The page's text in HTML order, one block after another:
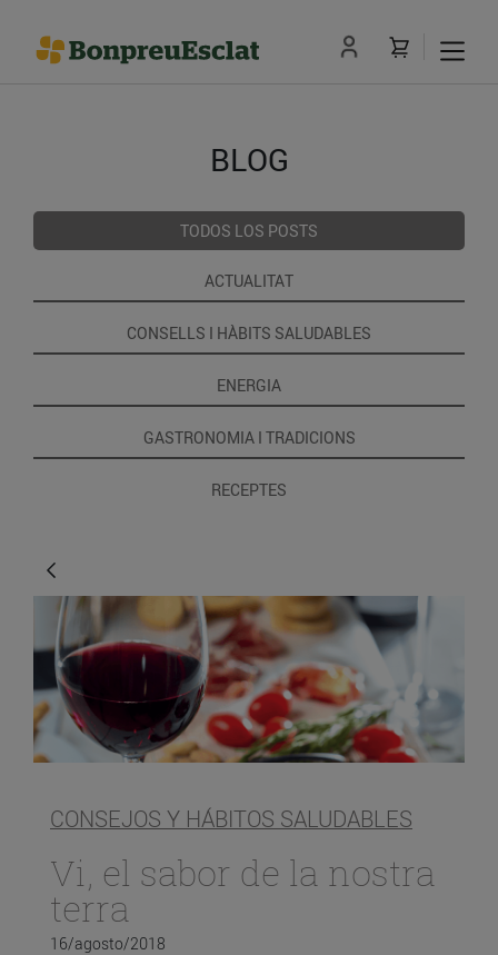
BLOG
TODOS LOS POSTS
ACTUALITAT
CONSELLS I HÀBITS SALUDABLES
ENERGIA
GASTRONOMIA I TRADICIONS
RECEPTES
CONSEJOS Y HÁBITOS SALUDABLES
Vi, el sabor de la nostra
terra
16/agosto/2018